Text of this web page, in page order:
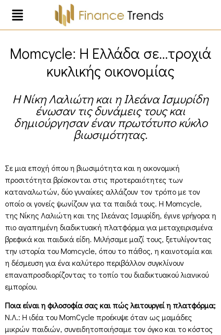
Momcycle: Η Ελλάδα σε…τροχιά
κυκλικής οικονομίας
Η Νίκη Λαλιώτη και η Ιλεάνα Ισμυρίδη
ένωσαν τις δυνάμεις τους και
δημιούργησαν έναν πρωτότυπο κύκλο
βιωσιμότητας.
Σε μια εποχή όπου η βιωσιμότητα και η οικονομική
προσιτότητα βρίσκονται στις προτεραιότητες των
καταναλωτών, δύο γυναίκες αλλάζουν τον τρόπο με τον
οποίο οι γονείς ψωνίζουν για τα παιδιά τους. Η Momcycle,
της Νίκης Λαλιώτη και της Ιλεάνας Ισμυρίδη, έγινε γρήγορα η
πιο αγαπημένη διαδικτυακή πλατφόρμα για μεταχειρισμένα
βρεφικά και παιδικά είδη. Μιλήσαμε μαζί τους, ξετυλίγοντας
την ιστορία του Momcycle, όπου το πάθος, η καινοτομία και
η δέσμευση για ένα καλύτερο περιβάλλον συγκλίνουν
επαναπροσδιορίζοντας το τοπίο του διαδικτυακού λιανικού
εμπορίου.
Ποια είναι η φιλοσοφία σας και πώς λειτουργεί η πλατφόρμα;
Ν.Λ.: Η ιδέα του MomCycle προέκυψε όταν ως μαμάδες
μικρών παιδιών, συνειδητοποιήσαμε τον όγκο και το κόστος